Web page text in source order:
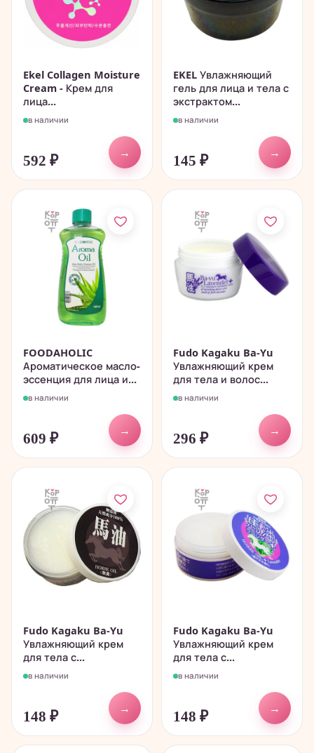
Ekel Collagen Moisture
Cream - Крем для
лица...
в наличии
592 ₽
→
EKEL Увлажняющий
гель для лица и тела с
экстрактом...
в наличии
145 ₽
→
FOODAHOLIC
Ароматическое масло-
эссенция для лица и...
в наличии
609 ₽
→
Fudo Kagaku Ba-Yu
Увлажняющий крем
для тела и волос...
в наличии
296 ₽
→
Fudo Kagaku Ba-Yu
Увлажняющий крем
для тела с...
в наличии
148 ₽
→
Fudo Kagaku Ba-Yu
Увлажняющий крем
для тела с...
в наличии
148 ₽
→